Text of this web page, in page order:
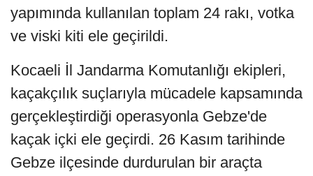
yapımında kullanılan toplam 24 rakı, votka
ve viski kiti ele geçirildi.
Kocaeli İl Jandarma Komutanlığı ekipleri,
kaçakçılık suçlarıyla mücadele kapsamında
gerçekleştirdiği operasyonla Gebze'de
kaçak içki ele geçirdi. 26 Kasım tarihinde
Gebze ilçesinde durdurulan bir araçta